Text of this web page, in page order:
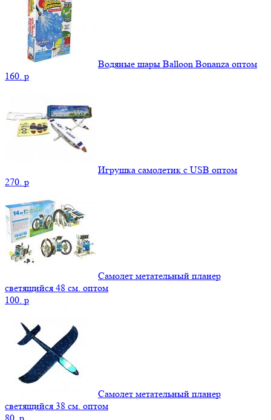
Водяные шары Balloon Bonanza оптом
160. p
Игрушка самолетик с USB оптом
270. p
Самолет метательный планер
светящийся 48 см. оптом
100. p
Самолет метательный планер
светящийся 38 см. оптом
80. p